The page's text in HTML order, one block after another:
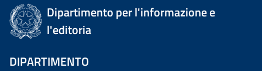
Dipartimento per l'informazione e
l'editoria
DIPARTIMENTO